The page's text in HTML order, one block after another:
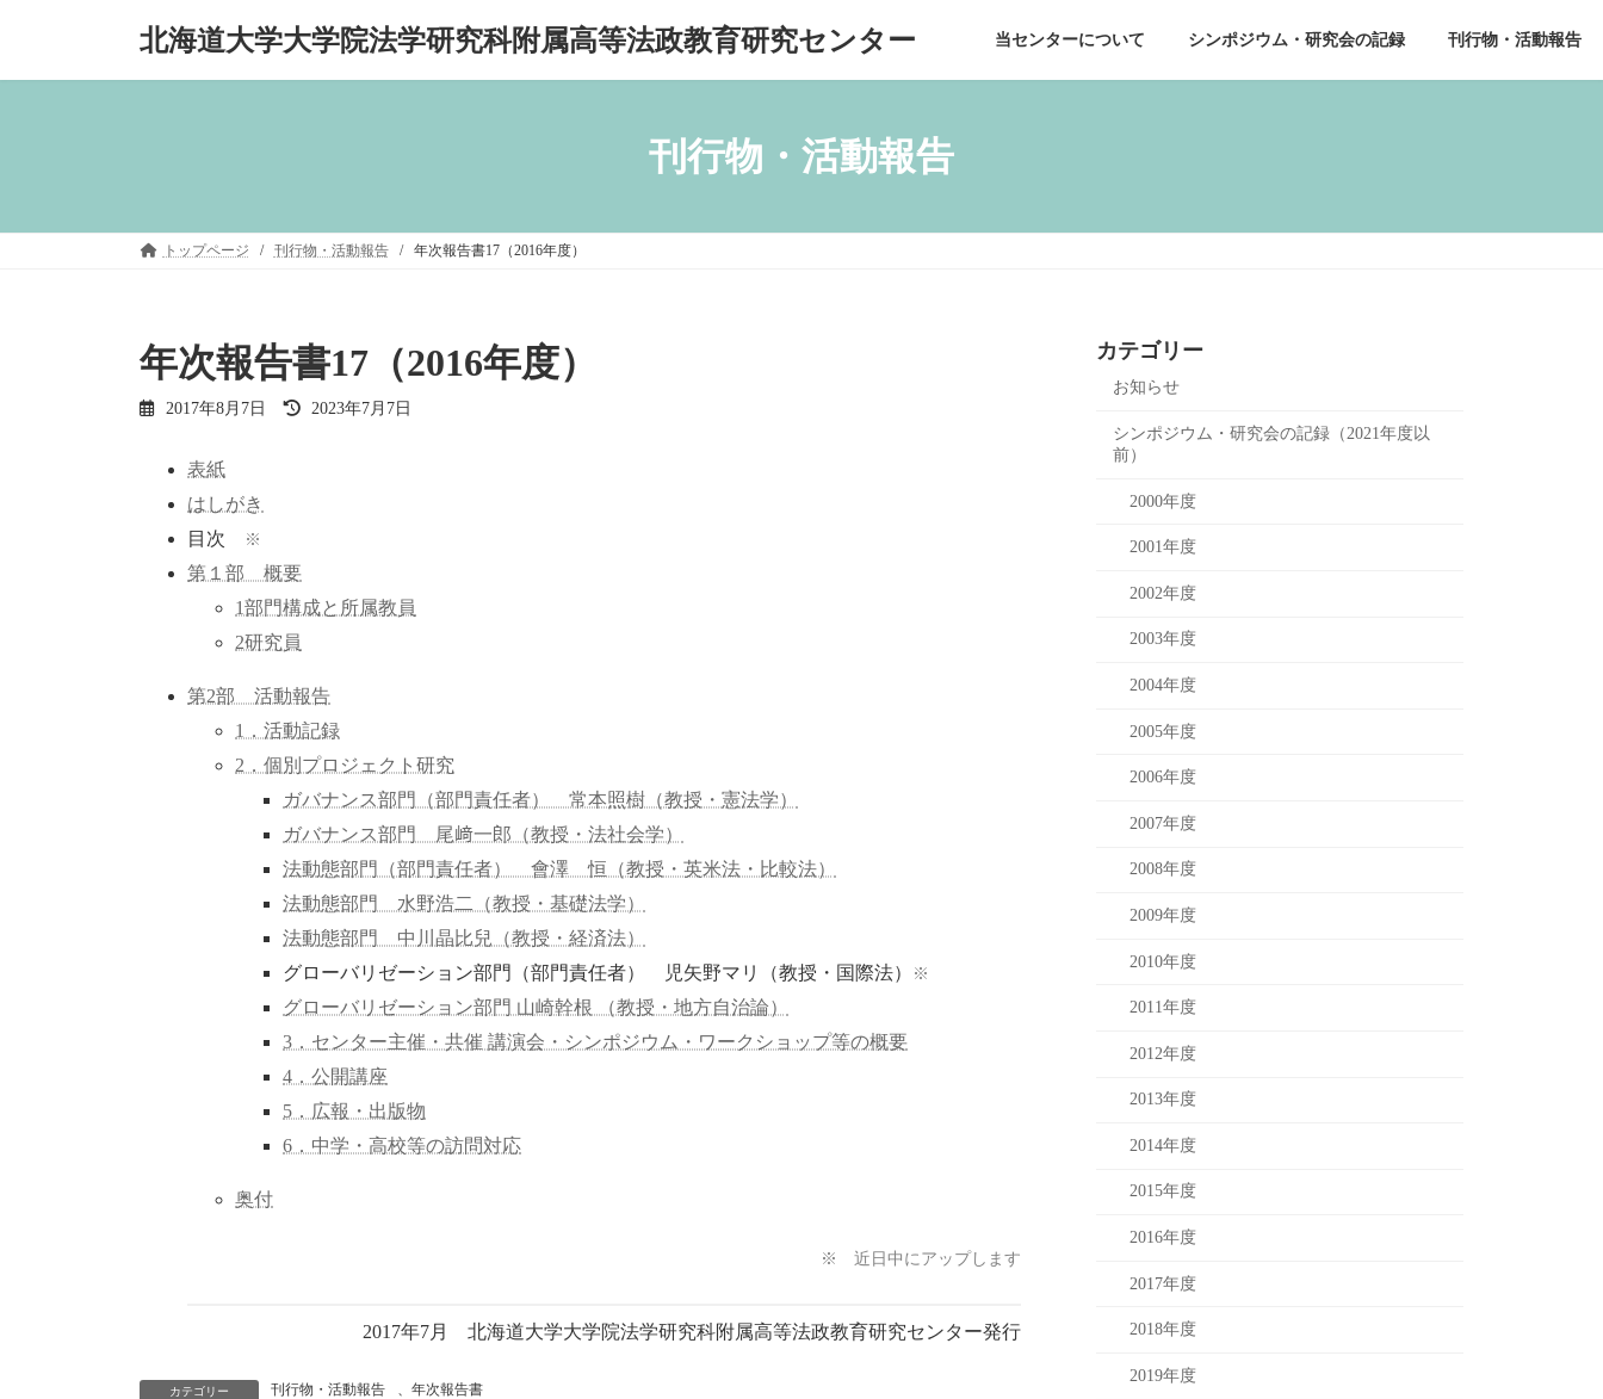
ン
プ
ー
動
北海道大学大学院法学研究科附属高等法政教育研究センター 当センターについて シンポジウム・研究会の記録 刊行物・活動報告
刊行物・活動報告
トップページ 刊行物・活動報告 年次報告書17（2016年度）
年次報告書17（2016年度）
2017年8月7日
最
2023年7月7日
表紙
はしがき
目次
※
第１部 概要
1部門構成と所属教員
2研究員
第2部 活動報告
1．活動記録
2．個別プロジェクト研究
ガバナンス部門（部門責任者） 常本照樹（教授・憲法学）
ガバナンス部門 尾﨑一郎（教授・法社会学）
法動態部門（部門責任者） 會澤 恒（教授・英米法・比較法）
法動態部門 水野浩二（教授・基礎法学）
法動態部門 中川晶比兒（教授・経済法）
グローバリゼーション部門（部門責任者） 児矢野マリ（教授・国際法）
※
グローバリゼーション部門 山崎幹根 （教授・地方自治論）
3．センター主催・共催 講演会・シンポジウム・ワークショップ等の概要
4．公開講座
5．広報・出版物
6．中学・高校等の訪問対応
奥付
※ 近日中にアップします
2017年7月 北海道大学大学院法学研究科附属高等法政教育研究センター発行
カテゴリー 刊行物・活動報告 年次報告書
カテゴリー
お知らせ
シンポジウム・研究会の記録（2021年度以
前）
2000年度
2001年度
2002年度
2003年度
2004年度
2005年度
2006年度
2007年度
2008年度
2009年度
2010年度
2011年度
2012年度
2013年度
2014年度
2015年度
2016年度
2017年度
2018年度
2019年度